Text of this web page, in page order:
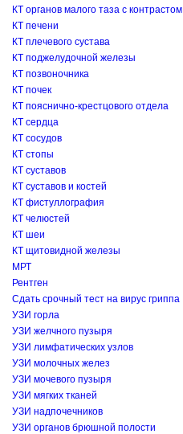
КТ органов малого таза с контрастом
КТ печени
КТ плечевого сустава
КТ поджелудочной железы
КТ позвоночника
КТ почек
КТ пояснично-крестцового отдела
КТ сердца
КТ сосудов
КТ стопы
КТ суставов
КТ суставов и костей
КТ фистуллография
КТ челюстей
КТ шеи
КТ щитовидной железы
МРТ
Рентген
Сдать срочный тест на вирус гриппа
УЗИ горла
УЗИ желчного пузыря
УЗИ лимфатических узлов
УЗИ молочных желез
УЗИ мочевого пузыря
УЗИ мягких тканей
УЗИ надпочечников
УЗИ органов брюшной полости